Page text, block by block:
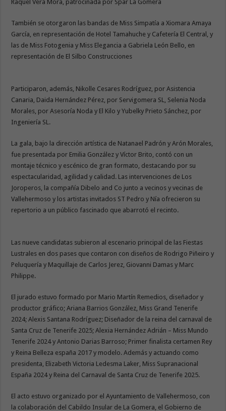
Raquel Vera Mora, patrocinada por Spar La Gomera
También se otorgaron las bandas de Miss Simpatía a Xiomara Amaya
García, en representación de Hotel Tamahuche y Cafetería El Central, y
las de Miss Fotogenia y Miss Elegancia a Gabriela León Bello, en
representación de El Silbo Construcciones
Participaron, además, Nikolle Cesares Rodríguez, por Asistencia
Canaria, Daida Hernández Pérez, por Servigomera SL, Selenia Noda
Morales, por Asesoría Noda y El Kilo y Yubelky Prieto Sánchez, por
Ingeniería SL.
La gala, bajo la dirección artística de Natanael Padrón y Arón Morales,
fue presentada por Emilia González y Víctor Brito, contó con un
montaje técnico y escénico de gran formato, destacando por su
espectacularidad, agilidad y calidad. Las intervenciones de Los
Joroperos, la compañía Dibelo and Co junto a vecinos y vecinas de
Vallehermoso y los artistas invitados ST Pedro y Nía ofrecieron su
repertorio a un público fascinado que abarrotó el recinto.
Las nueve candidatas subieron al escenario principal de las Fiestas
Lustrales en dos pases que contaron con diseños de Rodrigo Piñeiro y
Peluquería y Maquillaje de Carlos Jerez, Giovanni Damas y Marc
Philippe.
El jurado estuvo formado por Mario Martín Remedios, diseñador y
productor gráfico; Ariana Barrios González, Miss Grand Tenerife
2024; Alexis Santana Rodríguez; Diseñador de la reina del carnaval de
Santa Cruz de Tenerife 2025; Alexia Hernández Adrián – Miss Mundo
Tenerife 2024 y Antonio Darias Barroso; Primer finalista certamen Rey
y Reina Belleza españa 2017 y modelo. Además y actuando como
presidenta, Elizabeth Victoria Ledesma Laker, Miss Supranacional
España 2024 y Reina del Carnaval de Santa Cruz de Tenerife 2025.
El acto estuvo organizado por el Ayuntamiento de Vallehermoso, con
la colaboración del Cabildo Insular de La Gomera, el Gobierno de